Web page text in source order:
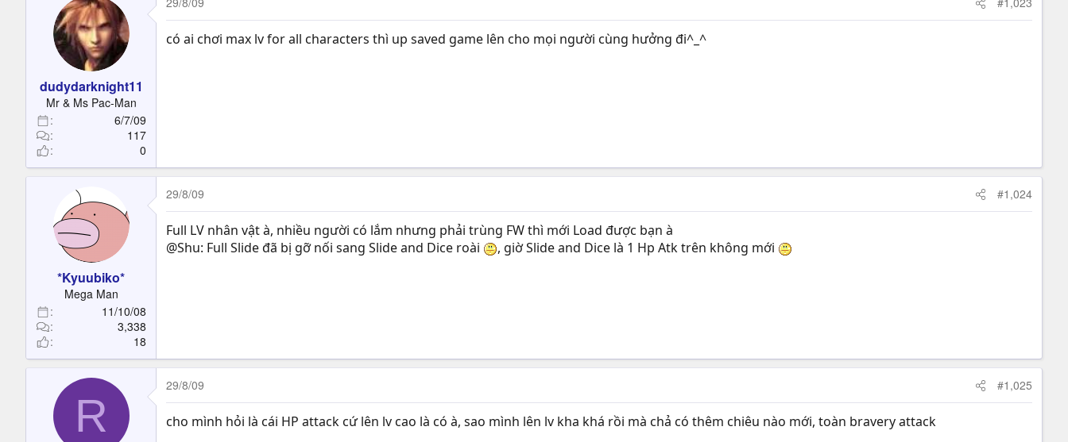
dudydarknight11
Mr & Ms Pac-Man
6/7/09
117
0
có ai chơi max lv for all characters thì up saved game lên cho mọi người cùng hưởng đi^_^
*Kyuubiko*
Mega Man
11/10/08
3,338
18
29/8/09 #1,024
Full LV nhân vật à, nhiều người có lắm nhưng phải trùng FW thì mới Load được bạn à
@Shu: Full Slide đã bị gỡ nối sang Slide and Dice roài
, giờ Slide and Dice là 1 Hp Atk trên không mới
R
29/8/09 #1,025
cho mình hỏi là cái HP attack cứ lên lv cao là có à, sao mình lên lv kha khá rồi mà chả có thêm chiêu nào mới, toàn bravery attack